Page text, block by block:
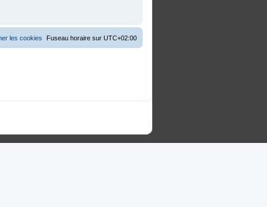
Fuseau horaire sur UTC+02:00
les cookies